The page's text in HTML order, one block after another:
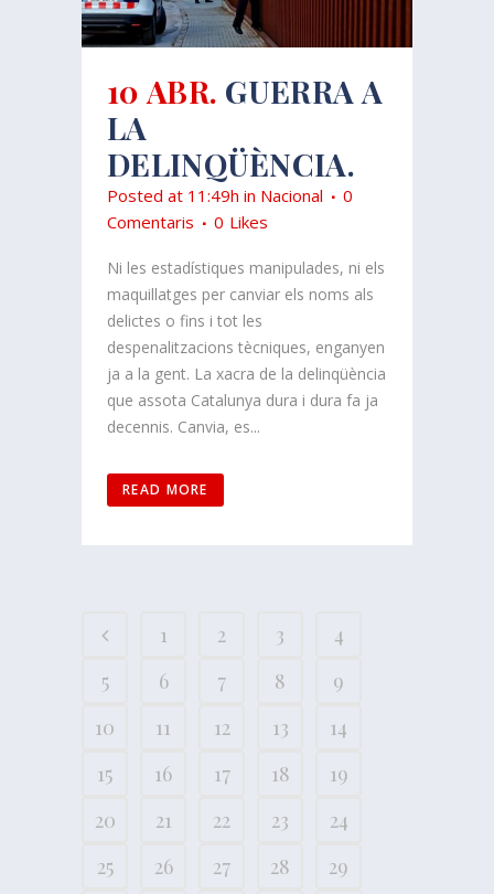
10 ABR. GUERRA A
LA
DELINQÜÈNCIA.
Posted at 11:49h in Nacional
0
Comentaris
0 Likes
Ni les estadístiques manipulades, ni els
maquillatges per canviar els noms als
delictes o fins i tot les
despenalitzacions tècniques, enganyen
ja a la gent. La xacra de la delinqüència
que assota Catalunya dura i dura fa ja
decennis. Canvia, es...
READ MORE
1 2 3
4
5
6 7 8
9
10
11 12 13
14
15
16 17 18
19
20
21 22 23
24
25
26 27 28
29